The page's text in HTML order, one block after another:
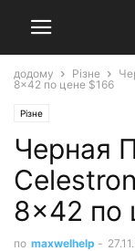
додому Різне
8×42 по цене $166
Різне
Черная
8×42 по
по maxwelhelp -